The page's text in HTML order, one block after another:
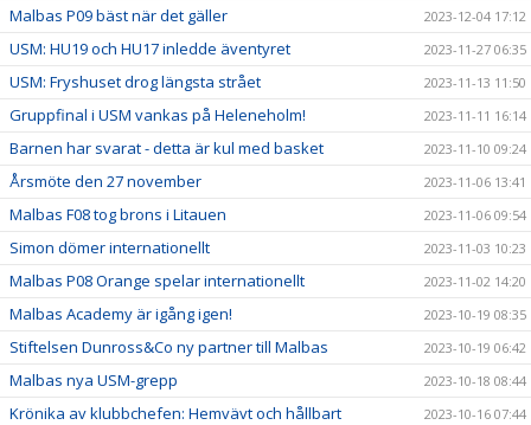
Malbas P09 bäst när det gäller 2023-12-04 17:12
USM: HU19 och HU17 inledde äventyret 2023-11-27 06:35
USM: Fryshuset drog längsta strået 2023-11-13 11:50
Gruppfinal i USM vankas på Heleneholm! 2023-11-11 16:14
Barnen har svarat - detta är kul med basket 2023-11-10 09:24
Årsmöte den 27 november 2023-11-06 13:41
Malbas F08 tog brons i Litauen 2023-11-06 09:54
Simon dömer internationellt 2023-11-03 10:23
Malbas P08 Orange spelar internationellt 2023-11-02 14:20
Malbas Academy är igång igen! 2023-10-19 08:35
Stiftelsen Dunross&Co ny partner till Malbas 2023-10-19 06:42
Malbas nya USM-grepp 2023-10-18 08:44
Krönika av klubbchefen: Hemvävt och hållbart 2023-10-16 07:44